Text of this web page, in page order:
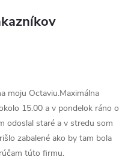
moju Octaviu.Maximálna
15.00 a v pondelok ráno o
odoslal staré a v stredu som
zabalené ako by tam bola
túto firmu.